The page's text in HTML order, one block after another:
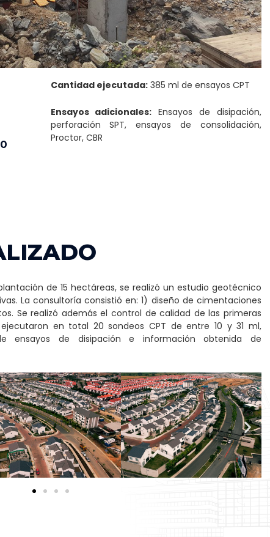
Cantidad ejecutada:385 ml de ensayos CPT
Ensayos adicionales: Ensayos de disipación,
perforación SPT, ensayos de consolidación,
Proctor, CBR
de 15 hectáreas, se realizó un estudio geotécnico
La consultoría consistió en: 1) diseño de cimentaciones
Se realizó además el control de calidad de las primeras
en total 20 sondeos CPT de entre 10 y 31 ml,
ensayos de disipación e información obtenida de